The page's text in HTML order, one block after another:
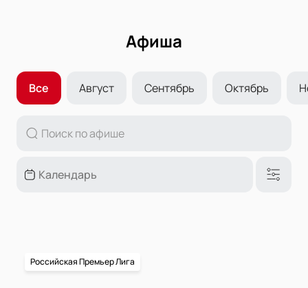
Афиша
Все Август Сентябрь Октябрь
Российская Премьер Лига